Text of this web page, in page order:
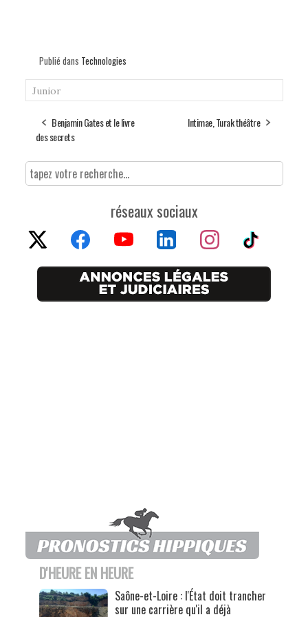
Publié dans Technologies
Junior
Benjamin Gates et le livre
des secrets
Intimae, Turak théâtre
réseaux sociaux
D'HEURE EN HEURE
Saône-et-Loire : l'État doit trancher
sur une carrière qu'il a déjà